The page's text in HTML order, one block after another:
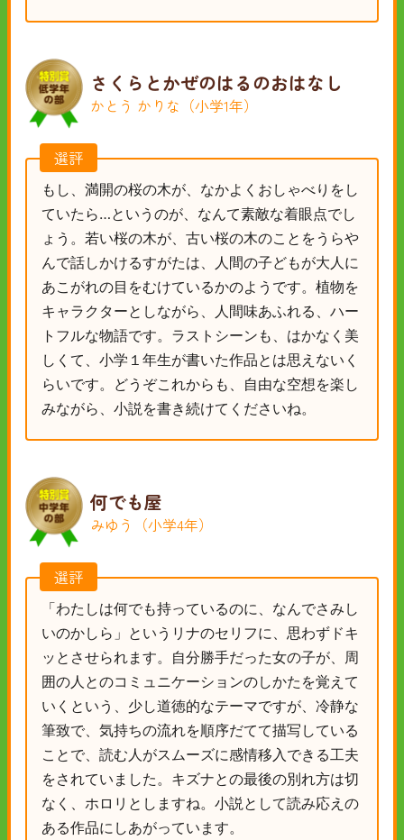
さくらとかぜのはるのおはなし
かとう かりな（小学1年）
選評
もし、満開の桜の木が、なかよくおしゃべりをし
ていたら…というのが、なんて素敵な着眼点でし
ょう。若い桜の木が、古い桜の木のことをうらや
んで話しかけるすがたは、人間の子どもが大人に
あこがれの目をむけているかのようです。植物を
キャラクターとしながら、人間味あふれる、ハー
トフルな物語です。ラストシーンも、はかなく美
しくて、小学１年生が書いた作品とは思えないく
らいです。どうぞこれからも、自由な空想を楽し
みながら、小説を書き続けてくださいね。
何でも屋
みゆう（小学4年）
選評
「わたしは何でも持っているのに、なんでさみし
いのかしら」というリナのセリフに、思わずドキ
ッとさせられます。自分勝手だった女の子が、周
囲の人とのコミュニケーションのしかたを覚えて
いくという、少し道徳的なテーマですが、冷静な
筆致で、気持ちの流れを順序だてて描写している
ことで、読む人がスムーズに感情移入できる工夫
をされていました。キズナとの最後の別れ方は切
なく、ホロリとしますね。小説として読み応えの
ある作品にしあがっています。